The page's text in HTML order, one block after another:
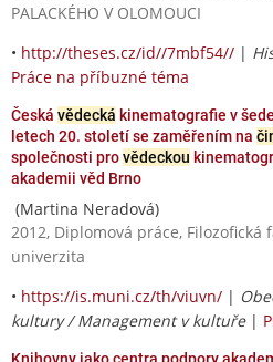
PALACKÉHO V OLOMOUCI
• http://theses.cz/id//7mbf54// |
Práce na příbuzné téma
Česká vědecká kinematografie v
letech 20. století se zaměřením na
společnosti provědeckou
akademii věd Brno
(Martina Neradová)
2012, Diplomová práce, Filozofická
univerzita
• https://is.muni.cz/th/viuvn/ |
kultury / Management v kultuře|
Knihovny jako centra podpory